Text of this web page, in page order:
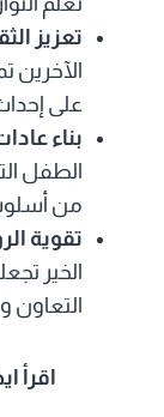
تعزيز
الآخرين
على
بناء
الطفل
من
تقوية
الخير
التعاون
اقرأ